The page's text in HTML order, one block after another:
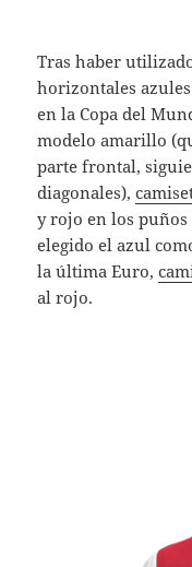
Tras haber
horizontales
en la Copa del
modelo amarillo
parte frontal,
diagonales),
y rojo en los puños
elegido el azul
la última Euro,
al rojo.